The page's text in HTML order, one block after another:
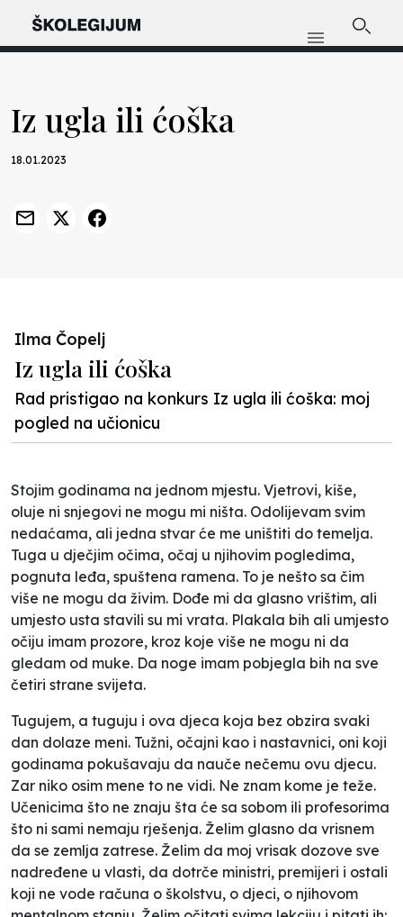
Iz ugla ili ćoška
18.01.2023
Ilma Čopelj
Iz ugla ili ćoška
Rad pristigao na konkurs Iz ugla ili ćoška: moj
pogled na učionicu
Stojim godinama na jednom mjestu. Vjetrovi, kiše,
oluje ni snjegovi ne mogu mi ništa. Odolijevam svim
nedaćama, ali jedna stvar će me uništiti do temelja.
Tuga u dječjim očima, očaj u njihovim pogledima,
pognuta leđa, spuštena ramena. To je nešto sa čim
više ne mogu da živim. Dođe mi da glasno vrištim, ali
umjesto usta stavili su mi vrata. Plakala bih ali umjesto
očiju imam prozore, kroz koje više ne mogu ni da
gledam od muke. Da noge imam pobjegla bih na sve
četiri strane svijeta.
Tugujem, a tuguju i ova djeca koja bez obzira svaki
dan dolaze meni. Tužni, očajni kao i nastavnici, oni koji
godinama pokušavaju da nauče nečemu ovu djecu.
Zar niko osim mene to ne vidi. Ne znam kome je teže.
Učenicima što ne znaju šta će sa sobom ili profesorima
što ni sami nemaju rješenja. Želim glasno da vrisnem
da se zemlja zatrese. Želim da moj vrisak dozove sve
nadređene u vlasti, da dotrče ministri, premijeri i ostali
koji ne vode računa o školstvu, o djeci, o njihovom